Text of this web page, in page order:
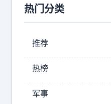
？
1
保
值
率
高
不
热门分类
推荐
热榜
军事